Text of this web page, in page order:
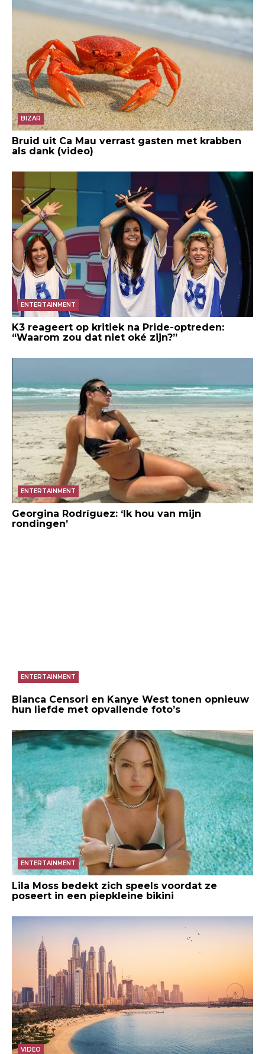
BIZAR
Bruid uit Ca Mau verrast gasten met krabben
als dank (video)
ENTERTAINMENT
K3 reageert op kritiek na Pride-optreden:
“Waarom zou dat niet oké zijn?”
ENTERTAINMENT
Georgina Rodríguez: ‘Ik hou van mijn
rondingen’
ENTERTAINMENT
Bianca Censori en Kanye West tonen opnieuw
hun liefde met opvallende foto’s
ENTERTAINMENT
Lila Moss bedekt zich speels voordat ze
poseert in een piepkleine bikini
VIDEO